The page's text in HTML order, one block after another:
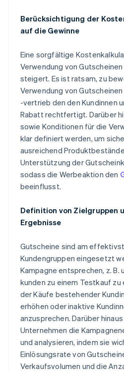
Berücksichtigung der
auf die Gewinne
Eine sorgfältige
Verwendung von
steigert. Es ist ratsam, zu
Verwendung von
-vertrieb den den Kundinnen
Rabatt rechtfertigt. Darüber
sowie Konditionen für die
klar definiert werden, um
ausreichend
Unterstützung der
sodass die Werbeaktion den
beeinflusst.
Definition von Zielgruppen
Ergebnisse
Gutscheine sind am
Kundengruppen eingesetzt
Kampagne entsprechen, z. B.
kunden zu einem Testkauf
der Käufe bestehender
erhöhen oder inaktive
anzusprechen. Darüber
Unternehmen die
und analysieren, indem sie
Einlösungsrate von
Verkaufsvolumen und die